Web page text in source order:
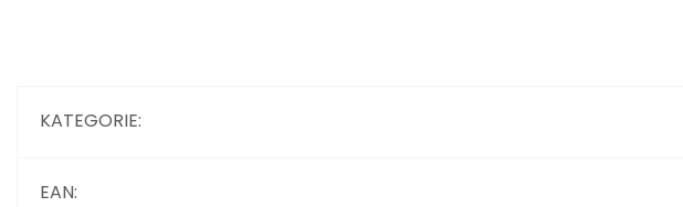
KATEGORIE:
EAN: